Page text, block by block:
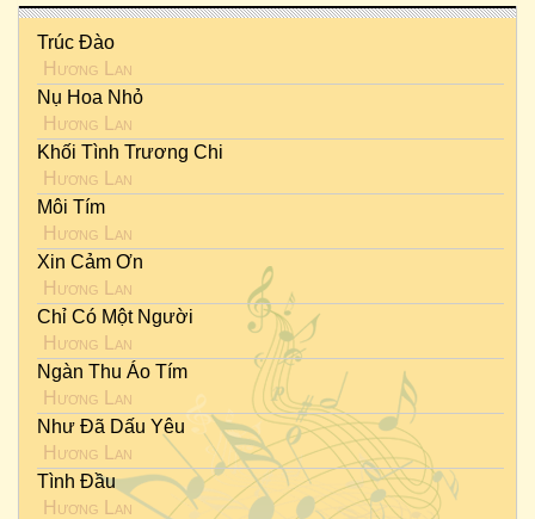
Trúc Đào
Hương Lan
Nụ Hoa Nhỏ
Hương Lan
Khối Tình Trương Chi
Hương Lan
Môi Tím
Hương Lan
Xin Cảm Ơn
Hương Lan
Chỉ Có Một Người
Hương Lan
Ngàn Thu Áo Tím
Hương Lan
Như Đã Dấu Yêu
Hương Lan
Tình Đầu
Hương Lan